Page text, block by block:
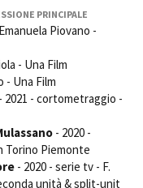
Festival - Bio to B
Days
Film Festival
Internazionale d’Arte
Venezia
International Film
del Cinema di Roma
Film Festival
di Donatello
PRINCIPALE
Piovano -
- Una Film
- Una Film
- 2021 - cortometraggio -
- 2020 -
Torino Piemonte
- 2020 - serie tv - F.
unità & split-unit